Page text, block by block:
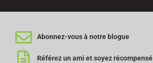
Abonnez-vous à notre blogue
Référez un ami et soyez récompensé